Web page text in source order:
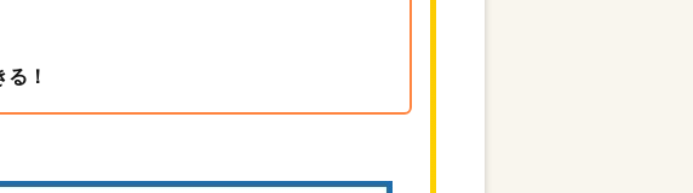
！